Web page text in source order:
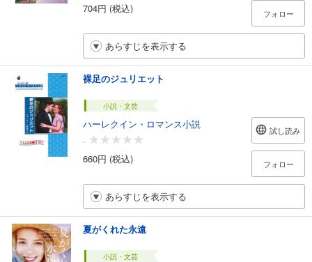
704円 (税込)
フォロー
あらすじを表示する
裸足のジュリエット
小説・文芸
ハーレクイン・ロマンス小説
-
660円 (税込)
試し読み
フォロー
あらすじを表示する
夏がくれた永遠
小説・文芸